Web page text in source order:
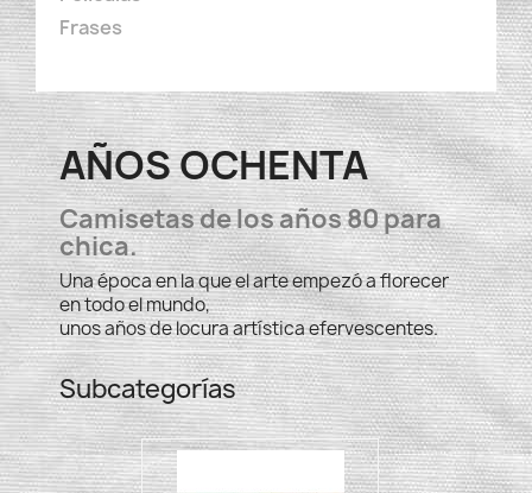
Frases
AÑOS OCHENTA
Camisetas de los años 80 para
chica.
Una época en la que el arte empezó a florecer
en todo el mundo,
unos años de locura artística efervescentes.
Subcategorías